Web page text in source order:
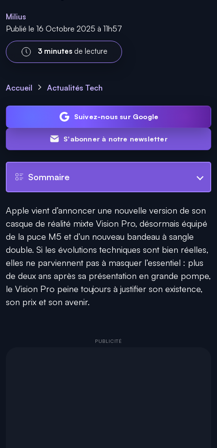
Milius
Publié le 16 Octobre 2025 à 11h57
3 minutes de lecture
Accueil Actualités Tech
Suivez-nous sur Google
S'abonner à notre newsletter
Sommaire
Apple vient d’annoncer une nouvelle version de son
casque de réalité mixte Vision Pro, désormais équipé
de la puce M5 et d’un nouveau bandeau à sangle
double. Si les évolutions techniques sont bien réelles,
elles ne parviennent pas à masquer l’essentiel : plus
de deux ans après sa présentation en grande pompe,
le Vision Pro peine toujours à justifier son existence,
son prix et son avenir.